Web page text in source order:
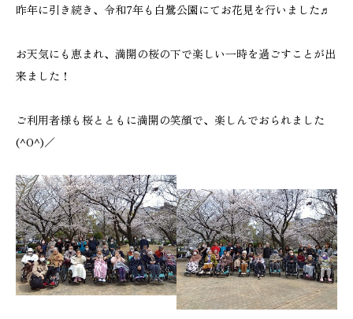
昨年に引き続き、令和7年も白鷺公園にてお花見を行いました♬
お天気にも恵まれ、満開の桜の下で楽しい一時を過ごすことが出
来ました！
ご利用者様も桜とともに満開の笑顔で、楽しんでおられました
(^O^)／